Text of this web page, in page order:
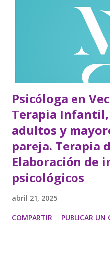
Psicóloga en
Terapia
adultos y
pareja. Terapia
Elaboración de
psicológicos
abril 21, 2025
COMPARTIR PUBLICAR UN